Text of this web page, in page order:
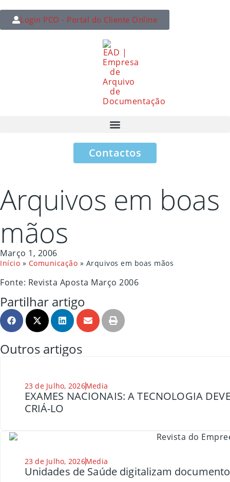
Login PCO - Portal do Cliente Online
Contactos
Arquivos em boas
mãos
Março 1, 2006
Início » Comunicação » Arquivos em boas mãos
Fonte: Revista Aposta Março 2006
Partilhar artigo
Outros artigos
23 de Julho, 2026Media
EXAMES NACIONAIS: A TECNOLOGIA
CRIÁ-LO
23 de Julho, 2026Media
Unidades de Saúde digitalizam